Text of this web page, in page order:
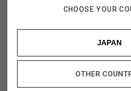
CHOOSE YOUR
JAPAN
OTHER
こちら